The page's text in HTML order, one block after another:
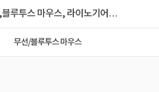
루투스 마우스, 라이노기어
무선/블루투스 마우스